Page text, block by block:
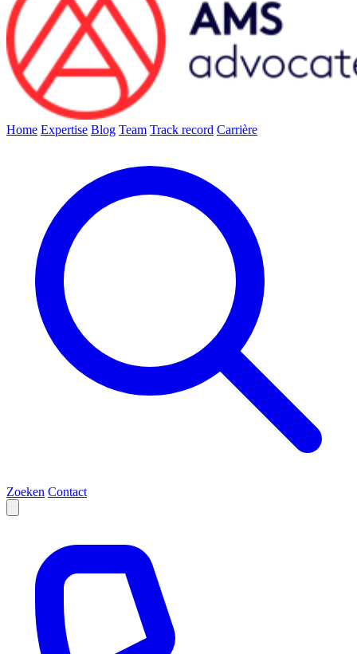
Home Expertise Blog Team Track record Carrière
Zoeken Contact